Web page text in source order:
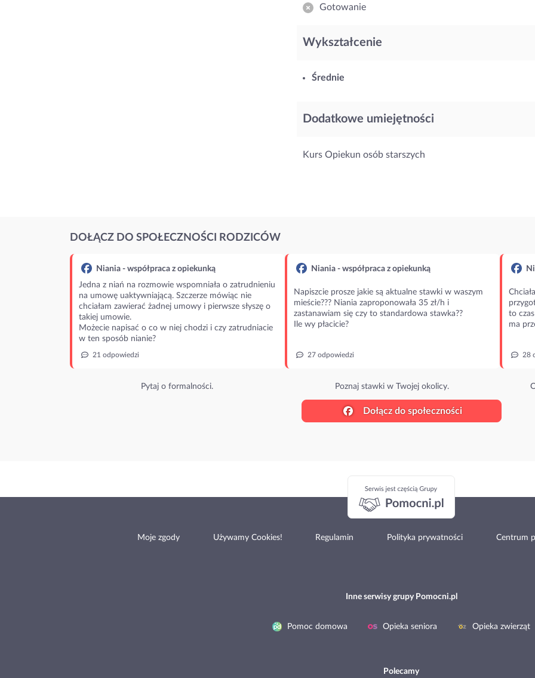
Gotowanie
Wykształcenie
Średnie
Dodatkowe umiejętności
Kurs Opiekun osób starszych
DOŁĄCZ DO SPOŁECZNOŚCI RODZICÓW
Niania - współpraca z opiekunką
Jedna z niań na rozmowie wspomniała o zatrudnieniu
na umowę uaktywniającą. Szczerze mówiąc nie
chciałam zawierać żadnej umowy i pierwsze słyszę o
takiej umowie.
Możecie napisać o co w niej chodzi i czy zatrudniacie
w ten sposób nianie?
21 odpowiedzi
Pytaj o formalności.
Niania - współpraca z opiekunką
Napiszcie prosze jakie są aktualne stawki w waszym
mieście??? Niania zaproponowała 35 zł/h i
zastanawiam się czy to standardowa stawka??
Ile wy płacicie?
27 odpowiedzi
Poznaj stawki w Twojej okolicy.
to
ma
28
Dołącz do społeczności
Moje zgody Używamy Cookies! Regulamin Polityka prywatności Centrum
Inne serwisy grupy Pomocni.pl
Pomoc domowa Opieka seniora Opieka zwierząt
Polecamy